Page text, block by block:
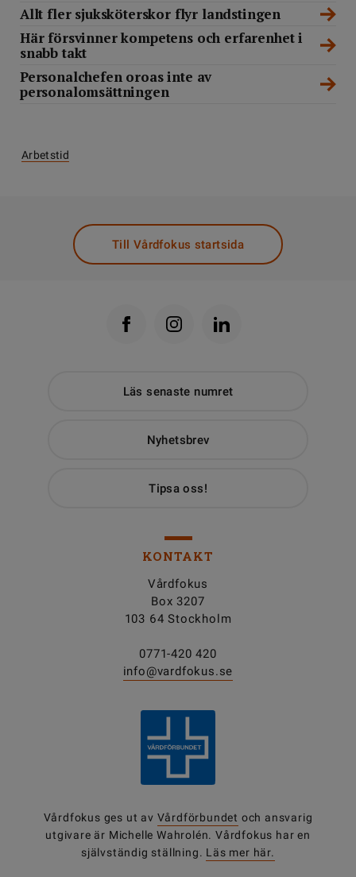
Allt fler sjuksköterskor flyr landstingen
Här försvinner kompetens och erfarenhet i
snabb takt
Personalchefen oroas inte av
personalomsättningen
Arbetstid
Till Vårdfokus startsida
Läs senaste numret
Nyhetsbrev
Tipsa oss!
KONTAKT
Vårdfokus
Box 3207
103 64 Stockholm
0771-420 420
info@vardfokus.se
Vårdfokus ges ut av Vårdförbundet och ansvarig
utgivare är Michelle Wahrolén. Vårdfokus har en
självständig ställning. Läs mer här.